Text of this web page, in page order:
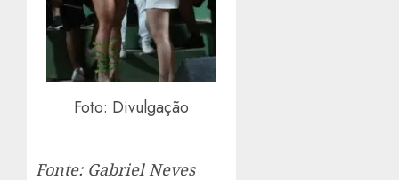
Foto: Divulgação
Fonte: Gabriel Neves